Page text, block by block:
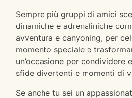
Sempre più gruppi di amici
dinamiche e adrenaliniche
avventura e canyoning, per
momento speciale e
un’occasione per condividere
sfide divertenti e momenti di
Se anche tu sei un